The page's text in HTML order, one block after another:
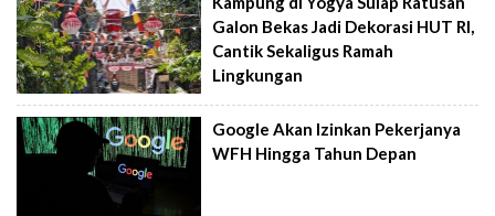
Galon Bekas Jadi Dekorasi HUT RI,
Cantik Sekaligus Ramah
Lingkungan
Google Akan Izinkan Pekerjanya
WFH Hingga Tahun Depan